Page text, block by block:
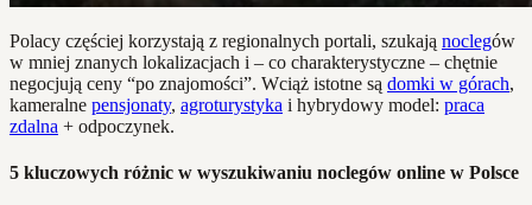
Polacy częściej korzystają z regionalnych portali, szukają noclegów
w mniej znanych lokalizacjach i – co charakterystyczne – chętnie
negocjują ceny “po znajomości”. Wciąż istotne są domki w górach,
kameralne pensjonaty, agroturystyka i hybrydowy model: praca
zdalna + odpoczynek.
5 kluczowych różnic w wyszukiwaniu noclegów online w Polsce